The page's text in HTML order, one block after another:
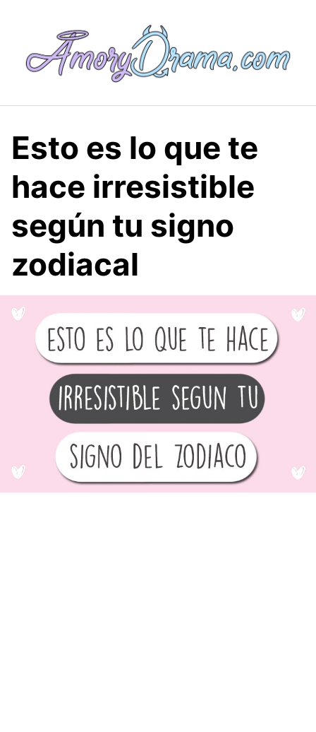
Esto es lo que te
hace irresistible
según tu signo
zodiacal